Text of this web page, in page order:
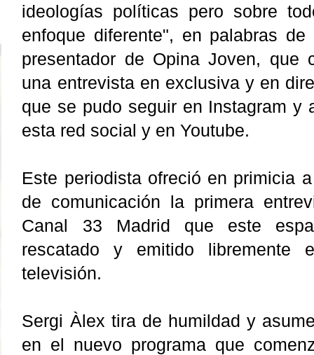
ideologías políticas pero sobre
enfoque diferente", en palabras
presentador de Opina Joven, que
una entrevista en exclusiva y en
que se pudo seguir en Instagram y
esta red social y en Youtube.
Este periodista ofreció en primicia
de comunicación la primera
Canal 33 Madrid que este
rescatado y emitido libremente
televisión.
Sergi Àlex tira de humildad y
en el nuevo programa que